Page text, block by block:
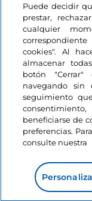
Puede decidir
prestar,
cualquier
cookies". Al
almacenar
botón "Cerrar"
navegando sin
seguimiento
beneficiarse de
preferencias.
consulte nuestra